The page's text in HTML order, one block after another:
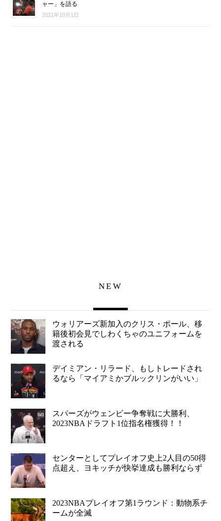
ャー」を語る
2021年10月1日
NEW
ウォリアーズ新加入のクリス・ポール、移
籍後初会見でしわくちゃのユニフォームを
渡される
デイミアン・リラード、もしトレードされ
るなら「マイアミかブルックリンがいい」
スパーズがウェンビー争奪戦に大勝利、
2023NBAドラフト1位指名権獲得！！
センターとしてプレイオフ史上2人目の50得
点超え、ヨキッチが快挙達成も勝利ならず
2023NBAプレイオフ第1ラウンド：動物系チ
ームが全滅